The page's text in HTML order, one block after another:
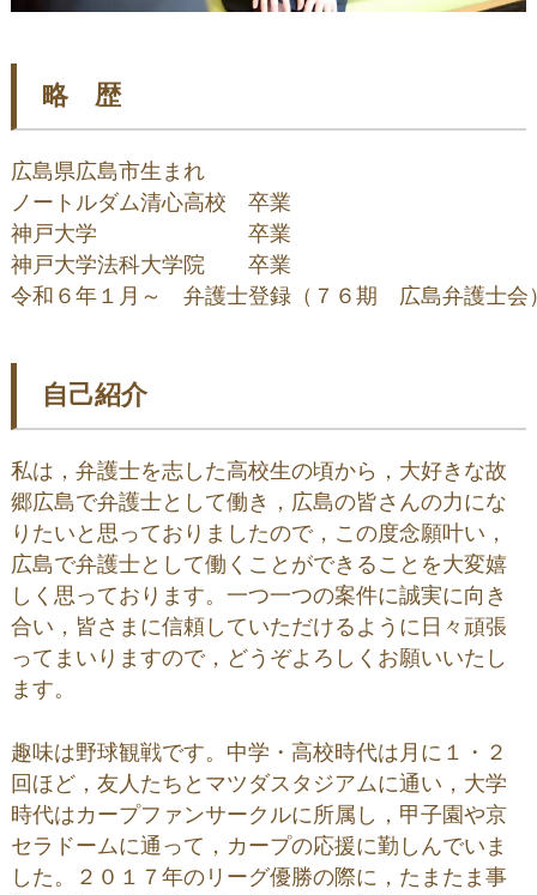
略 歴
広島県広島市生まれ
ノートルダム清心高校　卒業
神戸大学　　　　　　　卒業
神戸大学法科大学院　　卒業
令和６年１月～　弁護士登録（７６期　広島弁護士会
自己紹介
私は，弁護士を志した高校生の頃から，大好きな故
郷広島で弁護士として働き，広島の皆さんの力にな
りたいと思っておりましたので，この度念願叶い，
広島で弁護士として働くことができることを大変嬉
しく思っております。一つ一つの案件に誠実に向き
合い，皆さまに信頼していただけるように日々頑張
ってまいりますので，どうぞよろしくお願いいたし
ます。
趣味は野球観戦です。中学・高校時代は月に１・２
回ほど，友人たちとマツダスタジアムに通い，大学
時代はカープファンサークルに所属し，甲子園や京
セラドームに通って，カープの応援に勤しんでいま
した。２０１７年のリーグ優勝の際に，たまたま事